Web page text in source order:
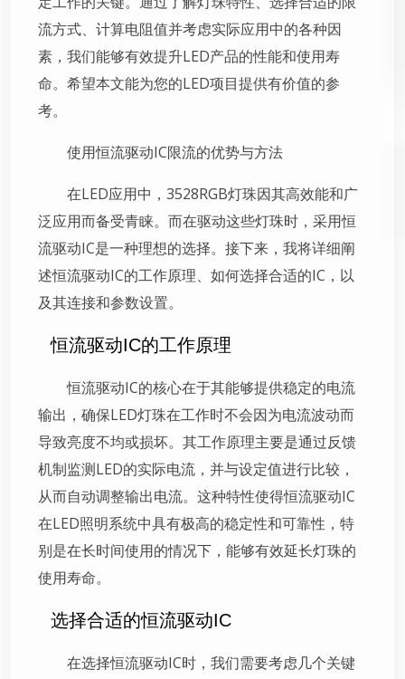
流方式、计算电阻值并考虑实际应用中的各种因
素，我们能够有效提升LED产品的性能和使用寿
命。希望本文能为您的LED项目提供有价值的参
考。
使用恒流驱动IC限流的优势与方法
在LED应用中，3528RGB灯珠因其高效能和广
泛应用而备受青睐。而在驱动这些灯珠时，采用恒
流驱动IC是一种理想的选择。接下来，我将详细阐
述恒流驱动IC的工作原理、如何选择合适的IC，以
及其连接和参数设置。
恒流驱动IC的工作原理
恒流驱动IC的核心在于其能够提供稳定的电流
输出，确保LED灯珠在工作时不会因为电流波动而
导致亮度不均或损坏。其工作原理主要是通过反馈
机制监测LED的实际电流，并与设定值进行比较，
从而自动调整输出电流。这种特性使得恒流驱动IC
在LED照明系统中具有极高的稳定性和可靠性，特
别是在长时间使用的情况下，能够有效延长灯珠的
使用寿命。
选择合适的恒流驱动IC
在选择恒流驱动IC时，我们需要考虑几个关键